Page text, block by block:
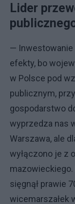
Lider
— Inwestowanie
efekty, bo
w Polsce pod
publicznym,
gospodarstwo
wyprzedza nas
Warszawa, ale
wyłączono je z
sięgnął prawie
wicemarszałek